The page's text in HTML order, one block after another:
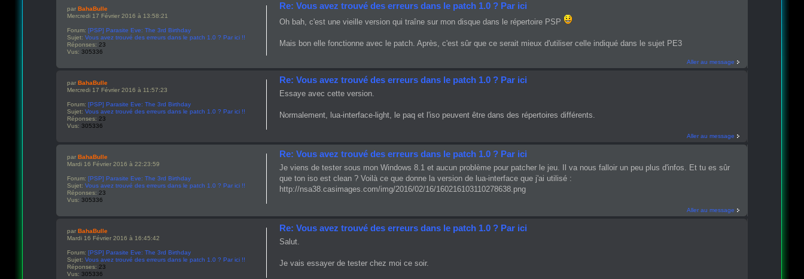
Re: Vous avez trouvé des erreurs dans le patch 1.0 ? Par ici
Oh bah, c'est une vieille version qui traîne sur mon disque dans le répertoire PSP
Mais bon elle fonctionne avec le patch. Après, c'est sûr que ce serait mieux d'utiliser celle indiqué dans le sujet PE3
par BahaBulle
Mercredi 17 Février 2016 à 13:58:21
Forum: [PSP] Parasite Eve: The 3rd Birthday
Sujet: Vous avez trouvé des erreurs dans le patch 1.0 ? Par ici !!
Réponses: 23
Vus: 305336
Aller au message
Re: Vous avez trouvé des erreurs dans le patch 1.0 ? Par ici
Essaye avec cette version.
Normalement, lua-interface-light, le paq et l'iso peuvent être dans des répertoires différents.
par BahaBulle
Mercredi 17 Février 2016 à 11:57:23
Forum: [PSP] Parasite Eve: The 3rd Birthday
Sujet: Vous avez trouvé des erreurs dans le patch 1.0 ? Par ici !!
Réponses: 23
Vus: 305336
Aller au message
Re: Vous avez trouvé des erreurs dans le patch 1.0 ? Par ici
Je viens de tester sous mon Windows 8.1 et aucun problème pour patcher le jeu. Il va nous falloir un peu plus d'infos. Et tu es sûr
que ton iso est clean ? Voilà ce que donne la version de lua-interface que j'ai utilisé :
http://nsa38.casimages.com/img/2016/02/16/160216103110278638.png
par BahaBulle
Mardi 16 Février 2016 à 22:23:59
Forum: [PSP] Parasite Eve: The 3rd Birthday
Sujet: Vous avez trouvé des erreurs dans le patch 1.0 ? Par ici !!
Réponses: 23
Vus: 305336
Aller au message
Re: Vous avez trouvé des erreurs dans le patch 1.0 ? Par ici
Salut.
Je vais essayer de tester chez moi ce soir.
par BahaBulle
Mardi 16 Février 2016 à 16:45:42
Forum: [PSP] Parasite Eve: The 3rd Birthday
Sujet: Vous avez trouvé des erreurs dans le patch 1.0 ? Par ici !!
Réponses: 23
Vus: 305336